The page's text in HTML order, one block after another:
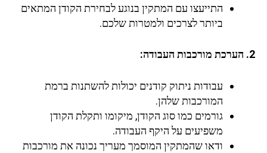
התייעצו עם המתקין בנוגע לבחירת הקודן המתאים
ביותר לצרכים ולמטרות שלכם.
2. הערכת מורכבות העבודה:
עבודות ניתוק קודנים יכולות להשתנות ברמת
המורכבות שלהן.
גורמים כמו סוג הקודן, מיקומו ותקלת הקודן
משפיעים על היקף העבודה.
ודאו שהמתקין המוסמך מעריך נכונה את מורכבות